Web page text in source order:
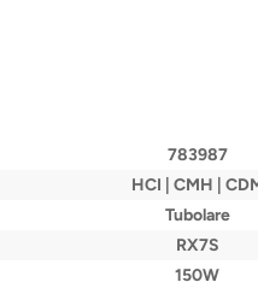
783987
HCI | CMH |
Tubolare
RX7S
150W